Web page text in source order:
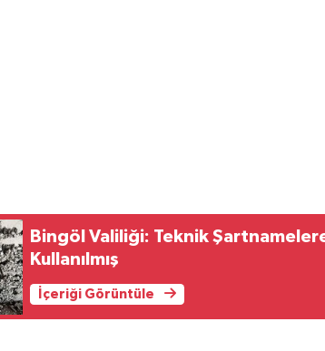
Bingöl Valiliği: Teknik
Kullanılmış
İçeriği Görüntüle